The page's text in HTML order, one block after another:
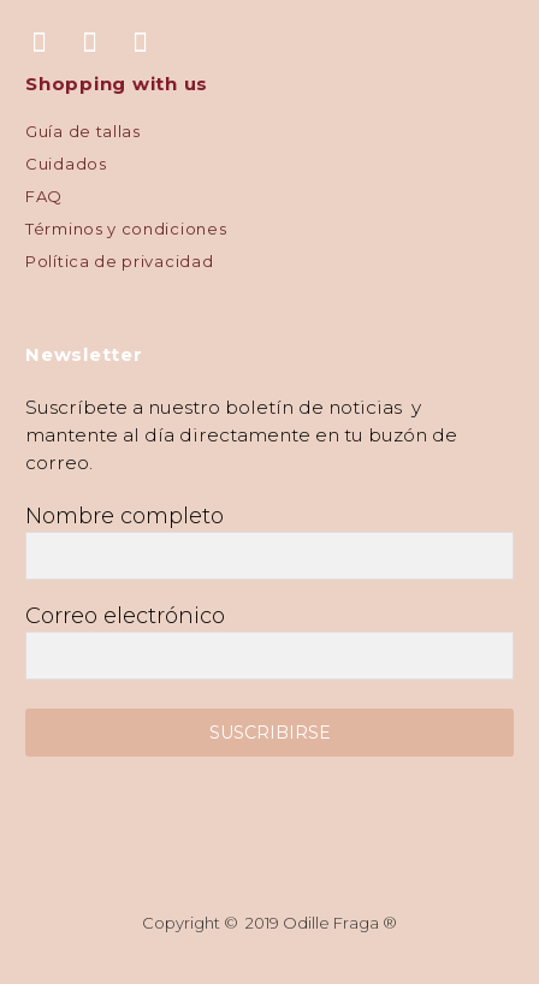
Shopping with us
Guía de tallas
Cuidados
FAQ
Términos y condiciones
Política de privacidad
Newsletter
Suscríbete a nuestro boletín de noticias y
mantente al día directamente en tu buzón de
correo.
Nombre completo
Correo electrónico
SUSCRIBIRSE
Copyright © 2019 Odille Fraga ®